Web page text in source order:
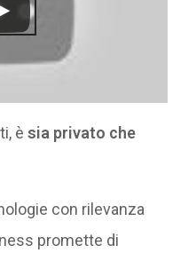
è sia privato che
con rilevanza
promette di